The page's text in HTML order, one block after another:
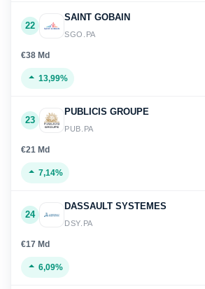
22
SAINT GOBAIN
SGO.PA
€38 Md
13,99%
23
PUBLICIS GROUPE
PUB.PA
€21 Md
7,14%
24
DASSAULT SYSTEMES
DSY.PA
€17 Md
6,09%